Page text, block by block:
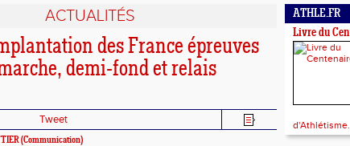
ACTUALITÉS
des France épreuves
demi-fond et relais
Tweet
(Communication)
ATHLE.FR
Livre du
d'Athlétisme.